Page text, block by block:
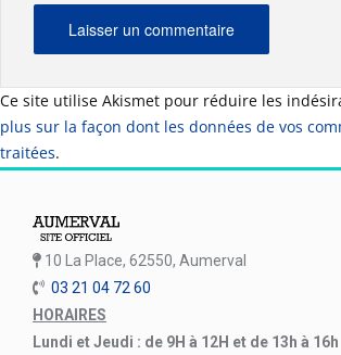
Ce site utilise Akismet pour réduire les
plus sur la façon dont les données de vos
traitées.
10 La Place, 62550, Aumerval
03 21 04 72 60
HORAIRES
Lundi et Jeudi : de 9H à 12H et de 13h à 16h